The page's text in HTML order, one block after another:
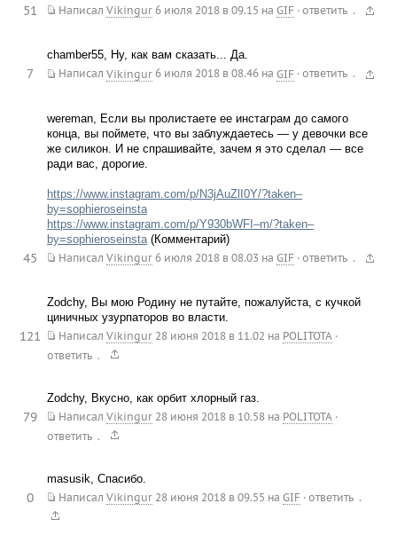
Написал Vikingur 6 июля 2018 в 09.15 на GIF · ответить .
51
chamber55, Ну, как вам сказать... Да.
Написал Vikingur 6 июля 2018 в 08.46на GIF · ответить .
7
wereman, Если вы пролистаете ее инстаграм до самого
конца, вы поймете, что вы заблуждаетесь — у девочки все
же силикон. И не спрашивайте, зачем я это сделал — все
ради вас, дорогие.
https://www.instagram.com/p/N3jAuZlI0Y/?taken–
by=sophieroseinsta
https://www.instagram.com/p/Y930bWFI–m/?taken–
by=sophieroseinsta(Комментарий)
Написал Vikingur 6 июля 2018 в 08.03 на GIF · ответить .
45
Zodchy, Вы мою Родину не путайте, пожалуйста, с кучкой
циничных узурпаторов во власти.
Написал Vikingur 28 июня 2018 в 11.02 на POLITOTA ·
ответить .
121
Zodchy, Вкусно, как орбит хлорный газ.
Написал Vikingur 28 июня 2018 в 10.58на POLITOTA ·
ответить .
79
masusik, Спасибо.
Написал Vikingur 28 июня 2018 в 09.55 на GIF · ответить .
0